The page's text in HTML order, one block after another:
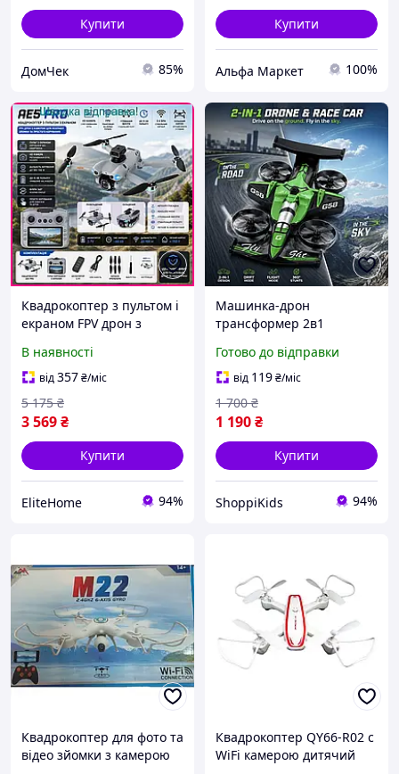
Купити
ДомЧек 85%
Купити
Альфа Маркет 100%
Квадрокоптер з пультом і
екраном FPV дрон з
польотам і розваг з
функцією стабілізації
В наявності
від357₴/міс
3 569₴
5 175 ₴
Купити
EliteHome 94%
Машинка-дрон
трансформер 2в1
іграшка літальна
машинка
Готово до відправки
від 119₴/міс
1 190₴
1 700 ₴
Купити
ShoppiKids 94%
Квадрокоптер для фото та
відео зйомки з камерою
Квадрокоптер QY66-R02 c
WiFi камерою дитячий